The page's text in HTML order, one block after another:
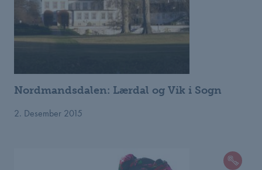
Nordmandsdalen: Lærdal og Vik i Sogn
2. Desember 2015